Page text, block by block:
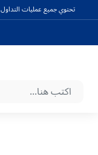
تحتوي جميع عمليات